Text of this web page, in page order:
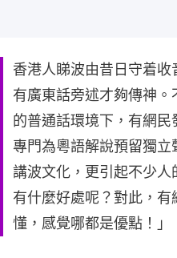
香港人睇波由昔日守着
有廣東話旁述才夠傳神
的普通話環境下，有網
專門為粵語解說預留獨
講波文化，更引起不少
有什麼好處呢？對此，
懂，感覺哪都是優點！」